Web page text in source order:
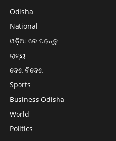
Odisha
National
ଓଡ଼ିଆ ରେ ପଢନ୍ତୁ
ରାଜ୍ୟ
ଦେଶ ବିଦେଶ
Sports
Business Odisha
World
Politics